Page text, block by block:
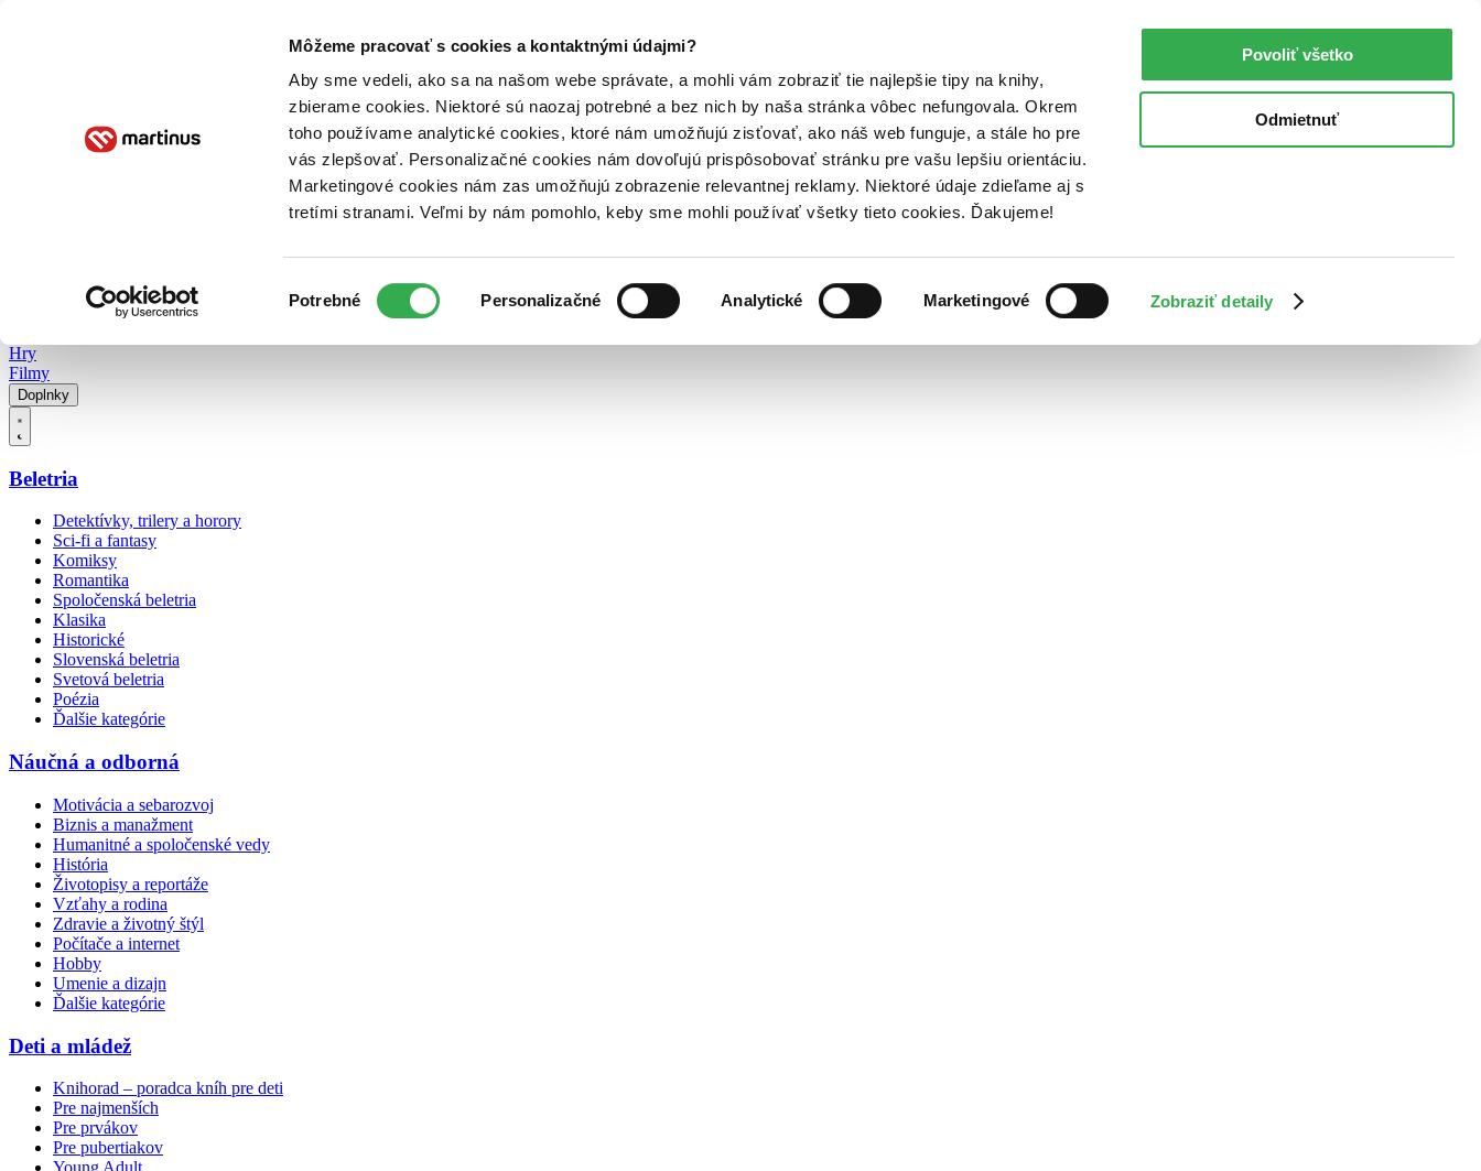
Môžeme pracovať s cookies a kontaktnými údajmi?
Aby sme vedeli, ako sa na našom webe správate, a mohli vám zobraziť tie najlepšie tipy na knihy,
zbierame cookies. Niektoré sú naozaj potrebné a bez nich by naša stránka vôbec nefungovala. Okrem
toho používame analytické cookies, ktoré nám umožňujú zisťovať, ako náš web funguje, a stále ho pre
vás zlepšovať. Personalizačné cookies nám dovoľujú prispôsobovať stránku pre vašu lepšiu orientáciu.
Marketingové cookies nám zas umožňujú zobrazenie relevantnej reklamy. Niektoré údaje zdieľame aj s
tretími stranami. Veľmi by nám pomohlo, keby sme mohli používať všetky tieto cookies. Ďakujeme!
súhlasu
Potrebné Personalizačné Analytické Marketingové Zobraziť detaily
Povoliť všetko
Odmietnuť
Poukážky Kontakt
Hry
Filmy
Doplnky
Beletria
Detektívky, trilery a horory
Sci-fi a fantasy
Komiksy
Romantika
Spoločenská beletria
Klasika
Historické
Slovenská beletria
Svetová beletria
Poézia
Ďalšie kategórie
Náučná a odborná
Motivácia a sebarozvoj
Biznis a manažment
Humanitné a spoločenské vedy
História
Životopisy a reportáže
Vzťahy a rodina
Zdravie a životný štýl
Počítače a internet
Hobby
Umenie a dizajn
Ďalšie kategórie
Deti a mládež
Knihorad – poradca kníh pre deti
Pre najmenších
Pre prvákov
Pre pubertiakov